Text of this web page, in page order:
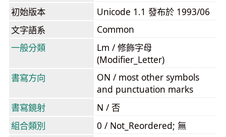
初始版本
Unicode 1.1 發布於 1993/06
文字語系
Common
一般分類
Lm / 修飾字母
(Modifier_Letter)
書寫方向
ON / most other symbols
and punctuation marks
書寫鏡射
N / 否
組合類別
0 / Not_Reordered; 無